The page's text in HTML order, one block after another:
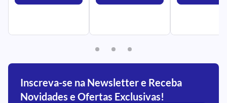
Inscreva-se na Newsletter e Receba
Novidades e Ofertas Exclusivas!